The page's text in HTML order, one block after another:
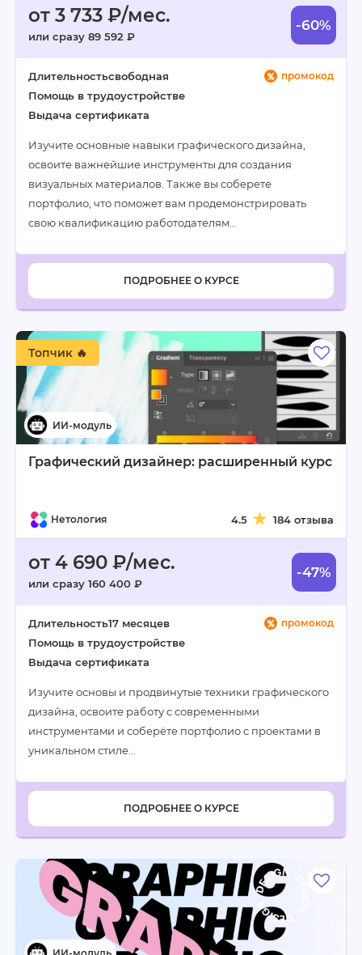
от 3 733 ₽/мес.
или сразу 89 592 ₽
-60%
промокод
Длительностьсвободная
Помощь в трудоустройстве
Выдача сертификата
Изучите основные навыки графического дизайна,
освоите важнейшие инструменты для создания
визуальных материалов. Также вы соберете
портфолио, что поможет вам продемонстрировать
свою квалификацию работодателям…
ПОДРОБНЕЕ О КУРСЕ
Графический дизайнер: расширенный курс
Нетология 4.5 184 отзыва
от 4 690 ₽/мес.
или сразу 160 400 ₽
-47%
промокод
Длительность17 месяцев
Помощь в трудоустройстве
Выдача сертификата
Изучите основы и продвинутые техники графического
дизайна, освоите работу с современными
инструментами и соберёте портфолио с проектами в
уникальном стиле…
ПОДРОБНЕЕ О КУРСЕ
Топчик 🔥